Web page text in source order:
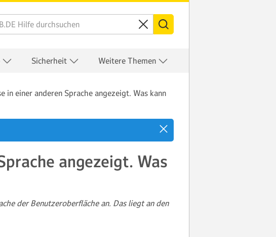
Sicherheit Weitere Themen
in einer anderen Sprache angezeigt. Was kann
angezeigt. Was
der Benutzeroberfläche an. Das liegt an den